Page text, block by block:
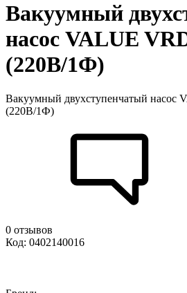
Вакуумный
насос VALUE
(220В/1Ф)
Вакуумный двухступенчатый насос
(220В/1Ф)
0 отзывов
Код: 0402140016